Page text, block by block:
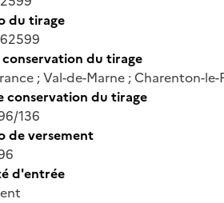
du tirage
conservation du tirage
; Val-de-Marne ; Charenton-
conservation du tirage
136
de versement
d'entrée